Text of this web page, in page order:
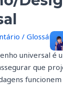
/Glossário
universal é
que